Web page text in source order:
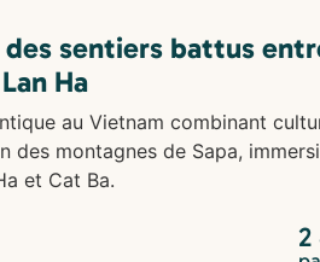
des sentiers battus
Ha
au Vietnam combinant
des montagnes de Sapa,
et Cat Ba.